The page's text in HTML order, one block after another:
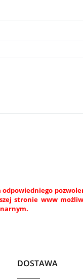
stronie www
DOSTAWA